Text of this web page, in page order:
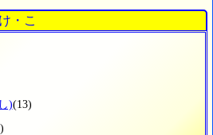
・こ
)(13)